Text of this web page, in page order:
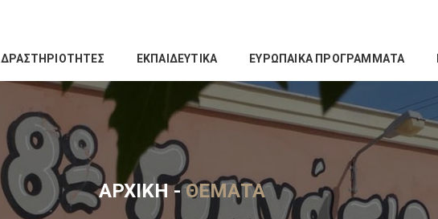
ΔΡΑΣΤΗΡΙΟΤΗΤΕΣ ΕΚΠΑΙΔΕΥΤΙΚΑ ΕΥΡΩΠΑΙΚΑ ΠΡΟΓΡΑΜΜΑΤΑ
ΑΡΧΙΚΉ-ΘΈΜΑΤΑ